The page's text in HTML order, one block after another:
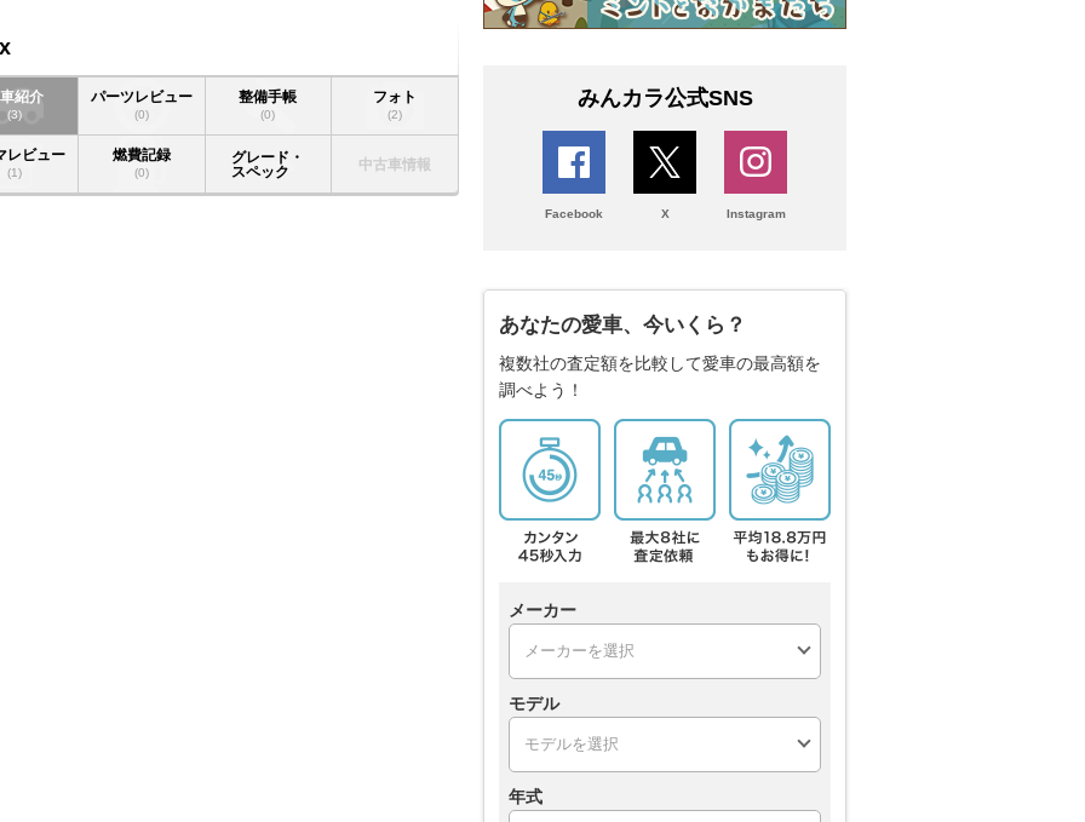
紹介
(3)
パーツレビュー
(0)
整備手帳
(0)
フォト
(2)
レビュー
(1)
燃費記録
(0)
グレード・
スペック
中古車情報
みんカラ公式SNS
Facebook X Instagram
あなたの愛車、今いくら？
複数社の査定額を比較して愛車の最高額を
調べよう！
メーカー
モデル
年式